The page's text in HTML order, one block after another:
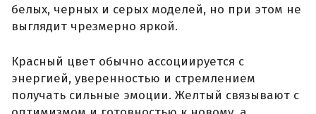
белых, черных и серых моделей, но при этом не
выглядит чрезмерно яркой.
Красный цвет обычно ассоциируется с
энергией, уверенностью и стремлением
получать сильные эмоции. Желтый связывают с